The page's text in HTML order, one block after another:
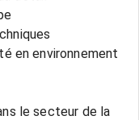
en environnement
le secteur de la